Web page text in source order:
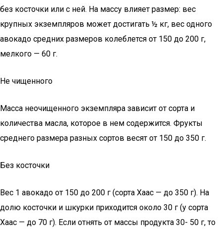
без косточки или с ней. На массу влияет размер: вес
крупных экземпляров может достигать ½ кг, вес одного
авокадо средних размеров колеблется от 150 до 200 г,
мелкого — 60 г.
Не чищенного
Масса неочищенного экземпляра зависит от сорта и
количества масла, которое в нем содержится. Фрукты
среднего размера разных сортов весят от 150 до 350 г.
Без косточки
Вес 1 авокадо от 150 до 200 г (сорта Хаас — до 350 г). На
долю косточки и шкурки приходится около 30 г (у сорта
Хаас — до 70 г). Если отнять от массы продукта 30- 50 г, то